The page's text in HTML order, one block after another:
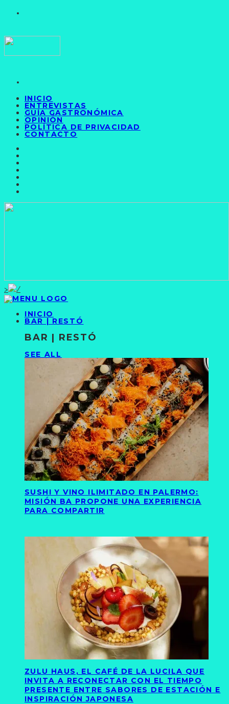
INICIO
ENTREVISTAS
GUÍA GASTRONÓMICA
OPINIÓN
POLÍTICA DE PRIVACIDAD
CONTACTO
>
INICIO
BAR | RESTÓ
BAR | RESTÓ
SEE ALL
SUSHI Y VINO ILIMITADO EN PALERMO:
MISIÓN BA PROPONE UNA EXPERIENCIA
PARA COMPARTIR
ZULU HAUS, EL CAFÉ DE LA LUCILA QUE
INVITA A RECONECTAR CON EL TIEMPO
PRESENTE ENTRE SABORES DE ESTACIÓN E
INSPIRACIÓN JAPONESA